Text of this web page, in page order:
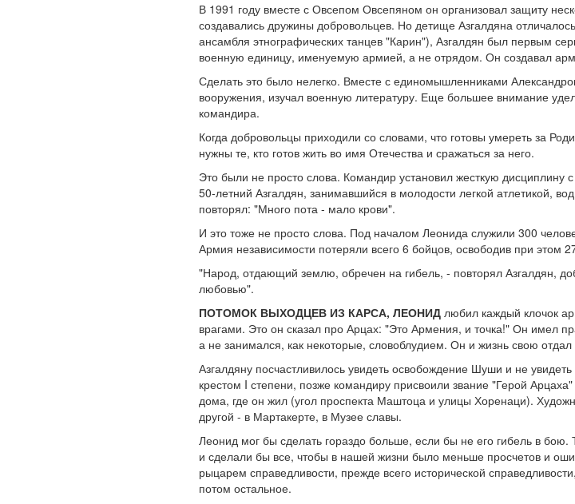
В 1991 году вместе с Овсепом Овсепяном он организовал защиту
создавались дружины добровольцев. Но детище Азгалдяна
ансамбля этнографических танцев "Карин"), Азгалдян был первым
военную единицу, именуемую армией, а не отрядом. Он создавал
Сделать это было нелегко. Вместе с единомышленниками
вооружения, изучал военную литературу. Еще большее внимание
командира.
Когда добровольцы приходили со словами, что готовы умереть за
нужны те, кто готов жить во имя Отечества и сражаться за него.
Это были не просто слова. Командир установил жесткую дисциплину
50-летний Азгалдян, занимавшийся в молодости легкой атлетикой,
повторял: "Много пота - мало крови".
И это тоже не просто слова. Под началом Леонида служили 300
Армия независимости потеряли всего 6 бойцов, освободив при этом
"Народ, отдающий землю, обречен на гибель, - повторял Азгалдян,
любовью".
ПОТОМОК ВЫХОДЦЕВ ИЗ КАРСА, ЛЕОНИД любил каждый клочок
врагами. Это он сказал про Арцах: "Это Армения, и точка!" Он имел
а не занимался, как некоторые, словоблудием. Он и жизнь свою
Азгалдяну посчастливилось увидеть освобождение Шуши и не
крестом I степени, позже командиру присвоили звание "Герой
дома, где он жил (угол проспекта Маштоца и улицы Хоренаци).
другой - в Мартакерте, в Музее славы.
Леонид мог бы сделать гораздо больше, если бы не его гибель в
и сделали бы все, чтобы в нашей жизни было меньше просчетов и
рыцарем справедливости, прежде всего исторической
потом остальное.